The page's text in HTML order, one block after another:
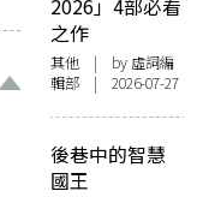
2026」4部必看
之作
其他 | by 虛詞編
輯部 | 2026-07-27
後巷中的智慧
國王